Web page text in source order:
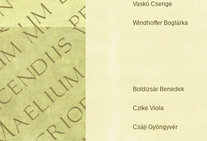
Vaskó Csenge
Windhoffer Boglárka
Boldizsár Benedek
Czike Viola
Csáji Gyöngyvér